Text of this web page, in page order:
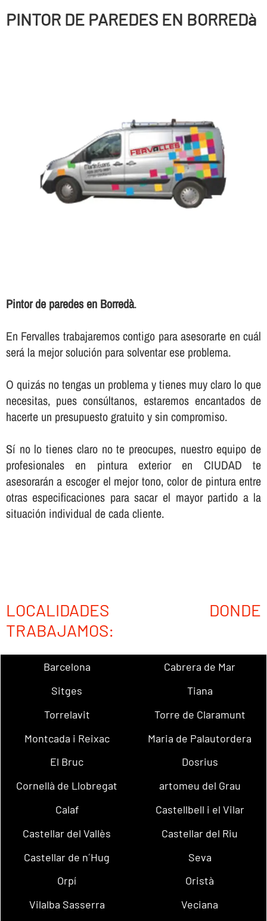
PINTOR DE PAREDES EN BORREDà
Pintor de paredes en Borredà.
En Fervalles trabajaremos contigo para asesorarte en cuál
será la mejor solución para solventar ese problema.
O quizás no tengas un problema y tienes muy claro lo que
necesitas, pues consúltanos, estaremos encantados de
hacerte un presupuesto gratuito y sin compromiso.
Sí­ no lo tienes claro no te preocupes, nuestro equipo de
profesionales en pintura exterior en CIUDAD te
asesorarán a escoger el mejor tono, color de pintura entre
otras especificaciones para sacar el mayor partido a la
situación individual de cada cliente.
LOCALIDADES DONDE
TRABAJAMOS:
Barcelona
Cabrera de Mar
Sitges
Tiana
Torrelavit
Torre de Claramunt
Montcada i Reixac
Maria de Palautordera
El Bruc
Dosrius
Cornellà de Llobregat
artomeu del Grau
Calaf
Castellbell i el Vilar
Castellar del Vallès
Castellar del Riu
Castellar de n´Hug
Seva
Orpí
Oristà
Vilalba Sasserra
Veciana